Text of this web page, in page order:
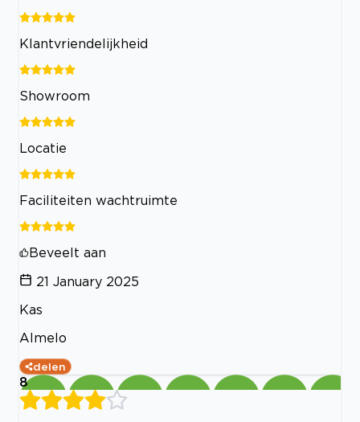
Klantvriendelijkheid
Showroom
Locatie
Faciliteiten wachtruimte
Beveelt aan
21 January 2025
Kas
Almelo
delen
8